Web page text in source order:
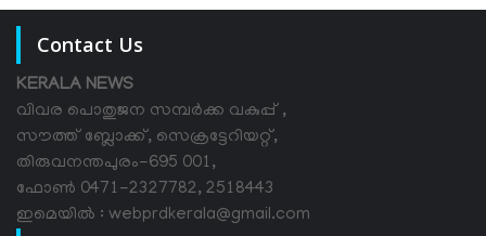
Contact Us
KERALA NEWS
വിവര പൊതുജന സമ്പര്‍ക്ക വകുപ്പ് ,
സൗത്ത് ബ്ലോക്ക്, സെക്രട്ടേറിയറ്റ്,
തിരുവനന്തപുരം-695 001,
ഫോൺ 0471-2327782, 2518443
ഇമെയിൽ : webprdkerala@gmail.com